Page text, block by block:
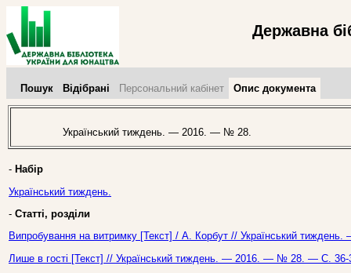
Державна
Пошук Відібрані Персональний кабінет Опис документа
Український тиждень. — 2016. — № 28.
- Набір
Український тиждень.
- Статті, розділи
Випробування на витримку [Текст] / А. Корбут // Український
Лише в гості [Текст] // Український тиждень. — 2016. — № 28. — С. 36-